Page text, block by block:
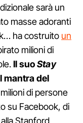
sarà un
masse adoranti
ha costruito un
milioni di
Il suoStay
mantra del
di persone
su Facebook, di